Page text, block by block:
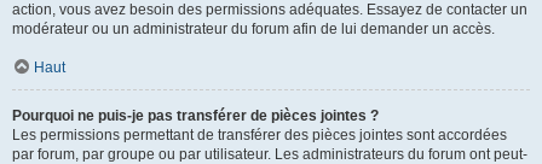
action, vous avez besoin des permissions adéquates. Essayez de contacter un
modérateur ou un administrateur du forum afin de lui demander un accès.
Haut
Pourquoi ne puis-je pas transférer de pièces jointes ?
Les permissions permettant de transférer des pièces jointes sont accordées
par forum, par groupe ou par utilisateur. Les administrateurs du forum ont peut-